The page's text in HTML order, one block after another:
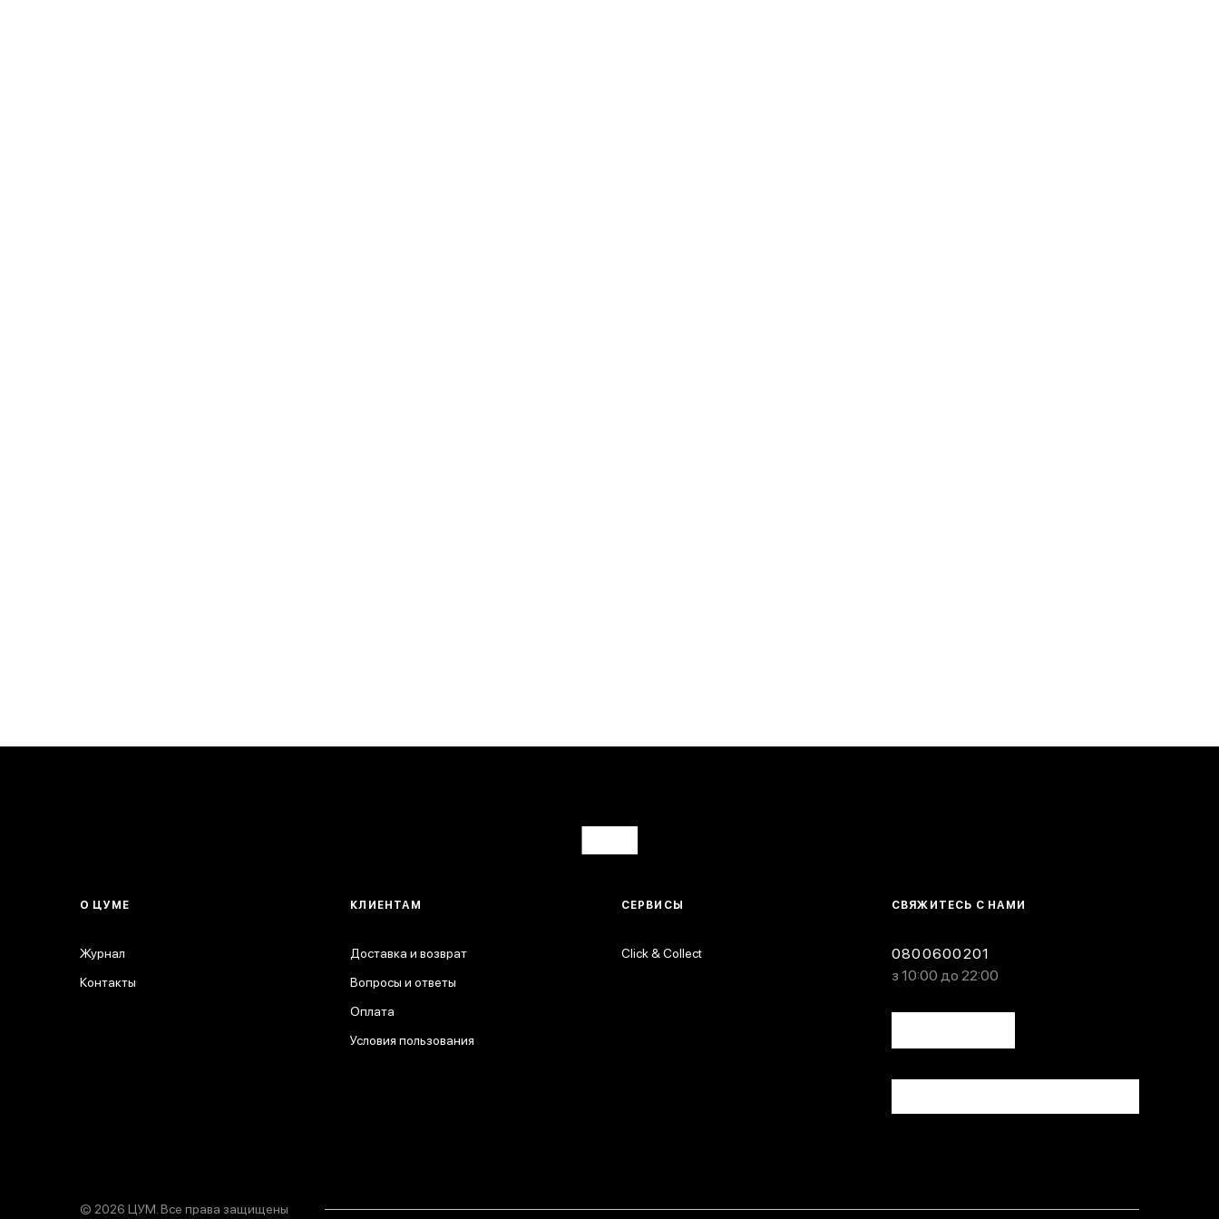
СВЯЖИТЕСЬ С НАМИ
0800600201
з 10:00 до 22:00
О ЦУМЕ
Журнал
Контакты
КЛИЕНТАМ
Доставка и возврат
Вопросы и ответы
Оплата
Условия пользования
СЕРВИСЫ
Click & Collect
© 2026 ЦУМ. Все права защищены